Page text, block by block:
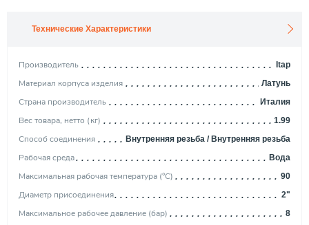
Технические Характеристики
Производитель Itap
Материал корпуса изделия Латунь
Страна производитель Италия
Вес товара, нетто (кг) 1.99
Способ соединения Внутренняя резьба / Внутренняя резьба
Рабочая среда Вода
Максимальная рабочая температура (°С) 90
Диаметр присоединения 2"
Максимальное рабочее давление (бар) 8